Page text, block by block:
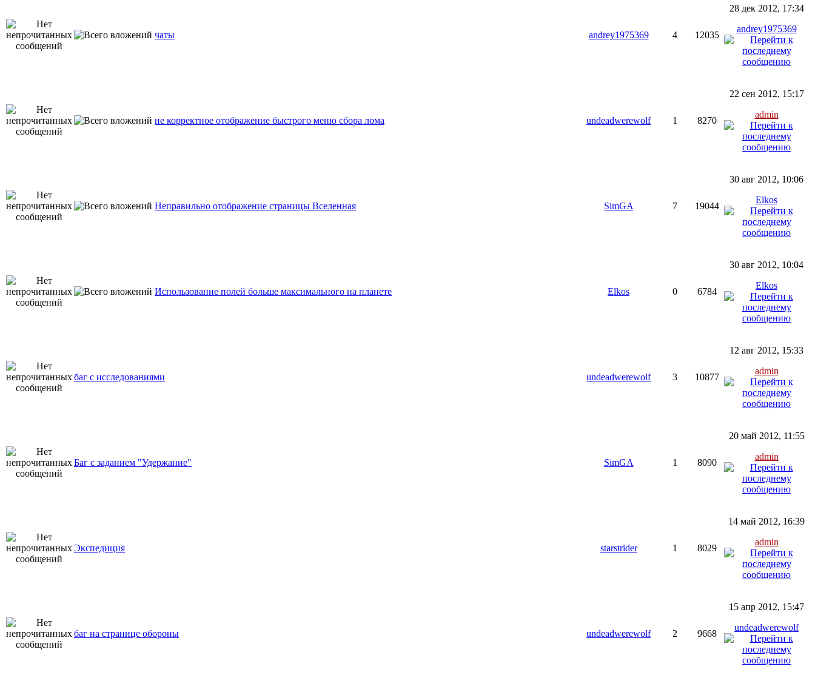
чаты andrey1975369 4 12035
28 дек 2012, 17:34
andrey1975369
не корректное отображение быстрого меню сбора лома undeadwerewolf 1 8270
22 сен 2012, 15:17
admin
Неправильно отображение страницы Вселенная SimGA 7 19044
30 авг 2012, 10:06
Elkos
Использование полей больше максимального на планете Elkos 0 6784
30 авг 2012, 10:04
Elkos
баг с исследованиями undeadwerewolf 3 10877
12 авг 2012, 15:33
admin
Баг с заданием "Удержание" SimGA 1 8090
20 май 2012, 11:55
admin
Экспедиция starstrider 1 8029
14 май 2012, 16:39
admin
баг на странице обороны undeadwerewolf 2 9668
15 апр 2012, 15:47
undeadwerewolf